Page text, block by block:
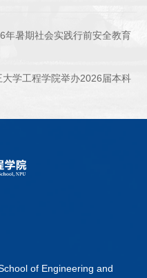
年暑期社会实践行前安全教育
学工程学院举办2026届本科
of Engineering and